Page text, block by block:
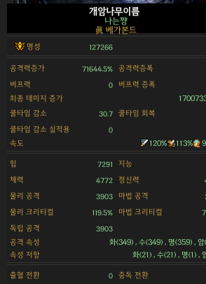
개암나무이름
나는쨩
眞 베가본드
명성 127266
공격력증가 71644.5% 공격력증폭
버프력 0 버프력 증폭
최종 데미지 증가
쿨타임 감소
30.7 쿨타임 회복
쿨타임 감소 실적용 0
속도 120% 113%
힘 7291 지능
체력 4772 정신력
물리 공격 3903 마법 공격
물리 크리티컬 119.5% 마법 크리티컬
독립 공격 3903
공격 속성
화(349) , 수(349) , 명(359) ,
속성 저항
화(21) , 수(21) , 명(1) ,
출혈 전환 0 중독 전환